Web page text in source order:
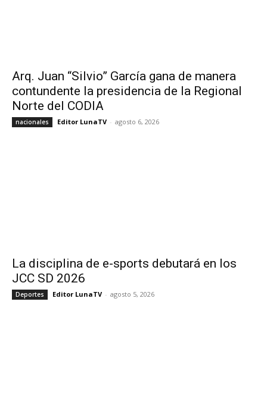
Arq. Juan “Silvio” García gana de manera
contundente la presidencia de la Regional
Norte del CODIA
nacionales Editor LunaTV - agosto 6, 2026
La disciplina de e-sports debutará en los
JCC SD 2026
Deportes Editor LunaTV - agosto 5, 2026